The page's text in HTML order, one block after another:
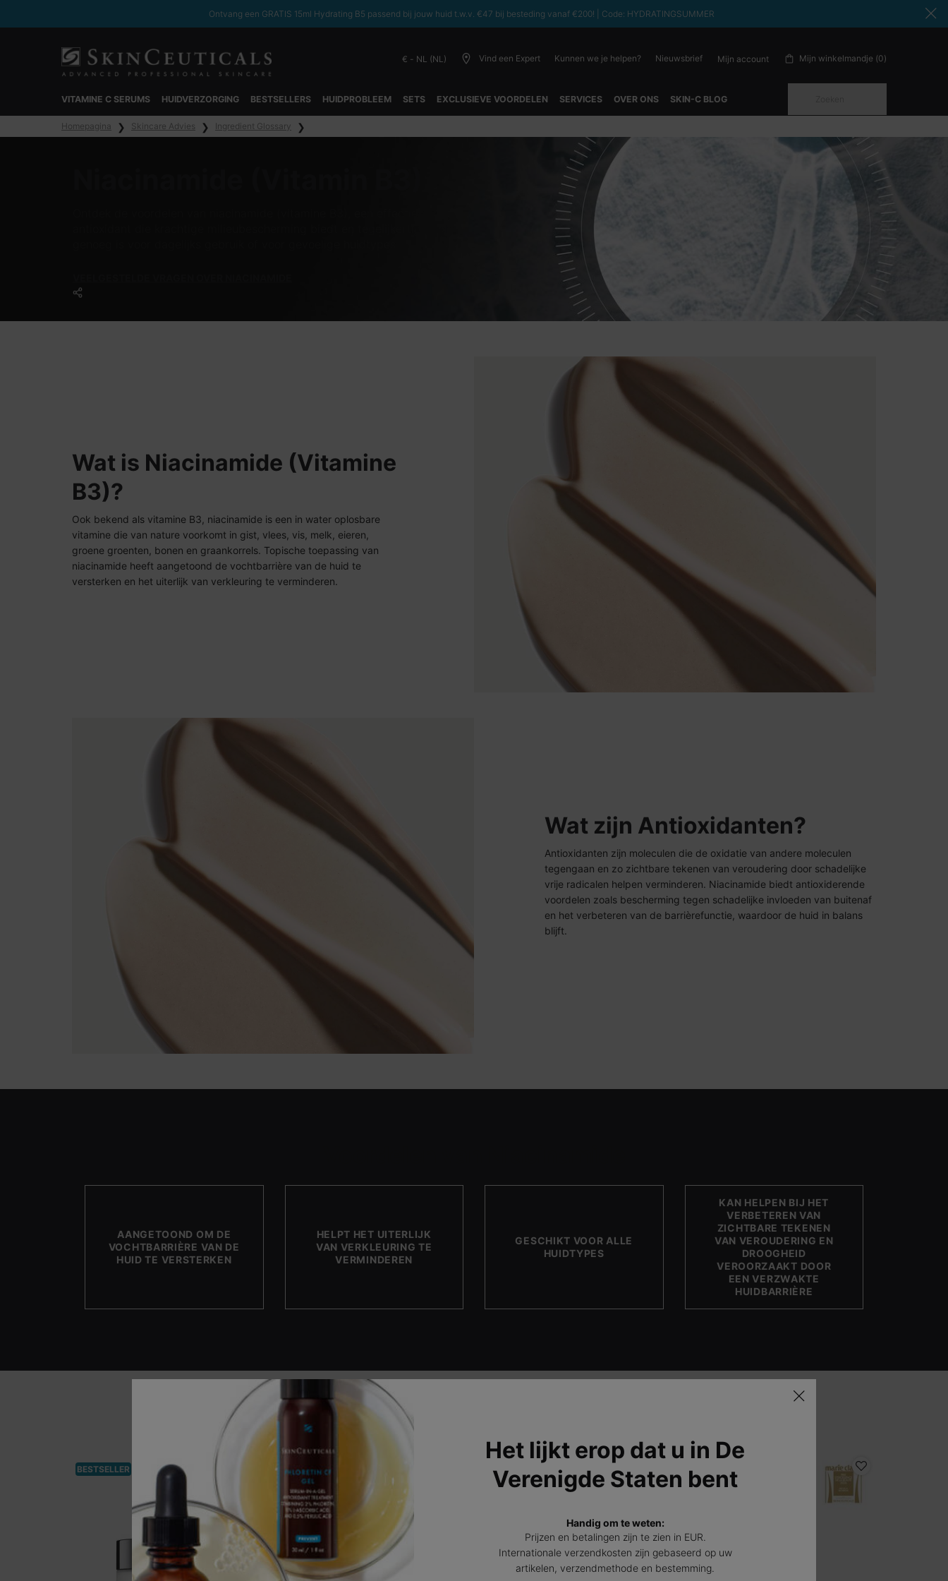
Ontvang een GRATIS 15ml Hydrating B5 passend bij jouw huid t.w.v. €47 bij besteding vanaf €200! | Code: HYDRATINGSUMMER
€ - NL (NL) Vind een Expert Kunnen we je helpen? Nieuwsbrief Mijn account Mijn winkelmandje 0
0 product in winkelwagen
VITAMINE C SERUMS HUIDVERZORGING BESTSELLERS HUIDPROBLEEM SETS EXCLUSIEVE VOORDELEN SERVICES OVER ONS SKIN-C BLOG
Homepagina Skincare Advies Ingredient Glossary
Wat is Niacinamide (Vitamine
B3)?
Ook bekend als vitamine B3, niacinamide is een in water oplosbare
vitamine die van nature voorkomt in gist, vlees, vis, melk, eieren,
groene groenten, bonen en graankorrels. Topische toepassing van
niacinamide heeft aangetoond de vochtbarrière van de huid te
versterken en het uiterlijk van verkleuring te verminderen.
Wat zijn Antioxidanten?
Antioxidanten zijn moleculen die de oxidatie van andere moleculen
tegengaan en zo zichtbare tekenen van veroudering door schadelijke
vrije radicalen helpen verminderen. Niacinamide biedt antioxiderende
voordelen zoals bescherming tegen schadelijke invloeden van buitenaf
en het verbeteren van de barrièrefunctie, waardoor de huid in balans
blijft.
AANGETOOND OM DE
VOCHTBARRIÈRE VAN DE
HUID TE VERSTERKEN
HELPT HET UITERLIJK
VAN VERKLEURING TE
VERMINDEREN
GESCHIKT VOOR ALLE
HUIDTYPES
KAN HELPEN BIJ HET
VERBETEREN VAN
ZICHTBARE TEKENEN
VAN VEROUDERING EN
DROOGHEID
VEROORZAAKT DOOR
EEN VERZWAKTE
HUIDBARRIÈRE
Producten met Niacinamide
BESTSELLER
Het lijkt erop dat u in De
Verenigde Staten bent
Handig om te weten:
Prijzen en betalingen zijn te zien in EUR.
Internationale verzendkosten zijn gebaseerd op uw
artikelen, verzendmethode en bestemming.